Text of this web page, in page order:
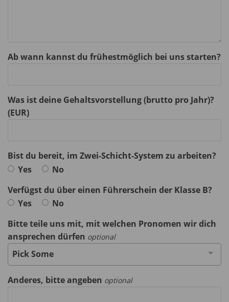
Ab wann kannst du frühestmöglich bei uns starten?
Was ist deine Gehaltsvorstellung (brutto pro Jahr)?
(EUR)
Bist du bereit, im Zwei-Schicht-System zu arbeiten?
Yes
No
Verfügst du über einen Führerschein der Klasse B?
Yes
No
Bitte teile uns mit, mit welchen Pronomen wir dich
ansprechen dürfen optional
Pick Some
Anderes, bitte angeben optional